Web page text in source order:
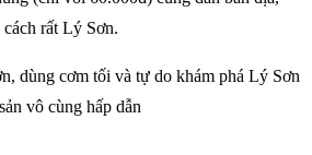
cách rất Lý Sơn.
dùng cơm tối và tự do khám phá Lý Sơn
vô cùng hấp dẫn